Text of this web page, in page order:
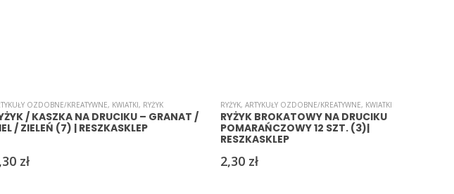
OZDOBNE/KREATYWNE, KWIATKI, RYŻYK
/ KASZKA NA DRUCIKU – GRANAT /
/ ZIELEŃ (7) | RESZKASKLEP
zł
RYŻYK, ARTYKUŁY OZDOBNE/KREATYWNE, KWIATKI
RYŻYK BROKATOWY NA DRUCIKU
POMARAŃCZOWY 12 SZT. (3)|
RESZKASKLEP
2,30 zł